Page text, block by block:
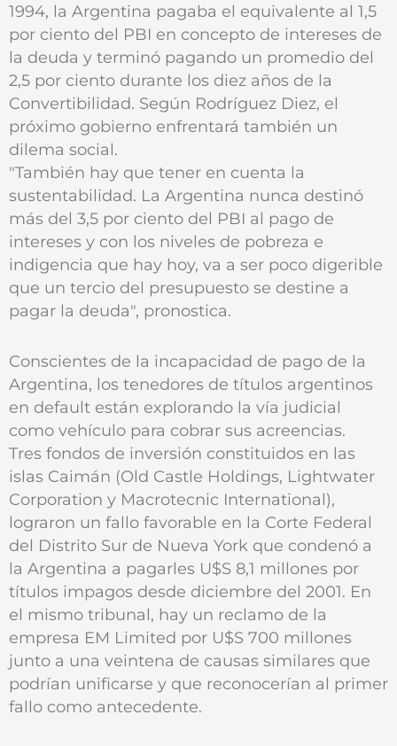
1994, la Argentina pagaba el equivalente al 1,5
por ciento del PBI en concepto de intereses de
la deuda y terminó pagando un promedio del
2,5 por ciento durante los diez años de la
Convertibilidad. Según Rodríguez Diez, el
próximo gobierno enfrentará también un
dilema social.
"También hay que tener en cuenta la
sustentabilidad. La Argentina nunca destinó
más del 3,5 por ciento del PBI al pago de
intereses y con los niveles de pobreza e
indigencia que hay hoy, va a ser poco digerible
que un tercio del presupuesto se destine a
pagar la deuda", pronostica.
Conscientes de la incapacidad de pago de la
Argentina, los tenedores de títulos argentinos
en default están explorando la vía judicial
como vehículo para cobrar sus acreencias.
Tres fondos de inversión constituidos en las
islas Caimán (Old Castle Holdings, Lightwater
Corporation y Macrotecnic International),
lograron un fallo favorable en la Corte Federal
del Distrito Sur de Nueva York que condenó a
la Argentina a pagarles U$S 8,1 millones por
títulos impagos desde diciembre del 2001. En
el mismo tribunal, hay un reclamo de la
empresa EM Limited por U$S 700 millones
junto a una veintena de causas similares que
podrían unificarse y que reconocerían al primer
fallo como antecedente.